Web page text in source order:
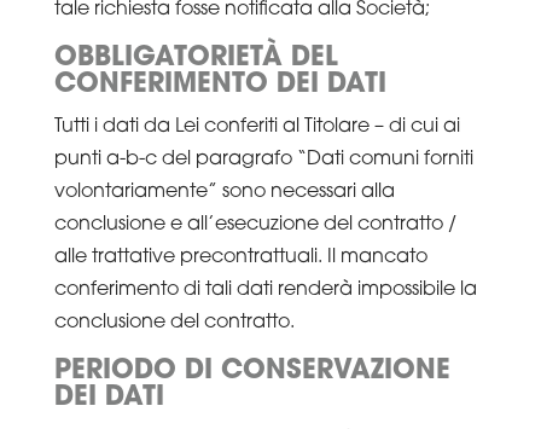
tale richiesta fosse notificata alla Società;
OBBLIGATORIETÀ DEL
CONFERIMENTO DEI DATI
Tutti i dati da Lei conferiti al Titolare – di cui ai
punti a-b-c del paragrafo “Dati comuni forniti
volontariamente” sono necessari alla
conclusione e all’esecuzione del contratto /
alle trattative precontrattuali. Il mancato
conferimento di tali dati renderà impossibile la
conclusione del contratto.
PERIODO DI CONSERVAZIONE
DEI DATI